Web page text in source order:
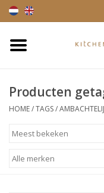
Snijplanken
Magnetische houten
Producten
HOME/TAGS/